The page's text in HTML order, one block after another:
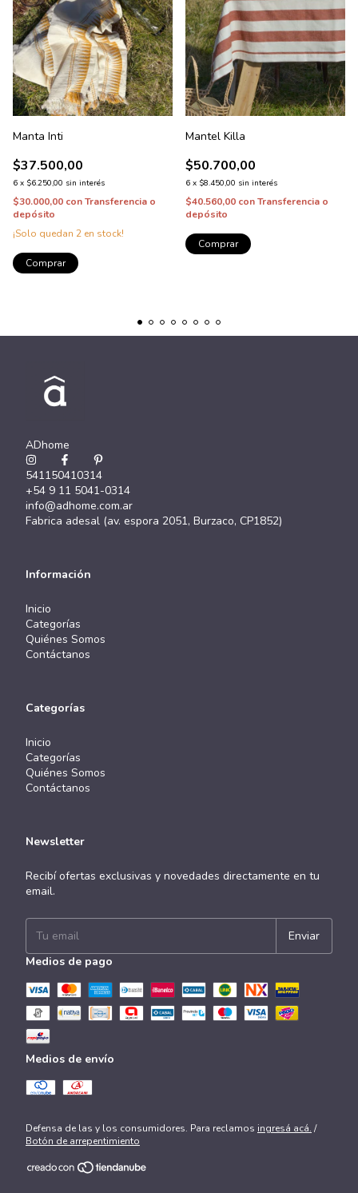
Manta Inti
$37.500,00
6 x $6.250,00 sin interés
$30.000,00 conTransferencia o
depósito
¡Solo quedan 2 en stock!
Comprar
Mantel Killa
$50.700,00
6 x $8.450,00 sin interés
$40.560,00 conTransferencia o
depósito
Comprar
ADhome
541150410314
+54 9 11 5041-0314
info@adhome.com.ar
Fabrica adesal (av. espora 2051, Burzaco, CP1852)
Información
Inicio
Categorías
Quiénes Somos
Contáctanos
Categorías
Inicio
Categorías
Quiénes Somos
Contáctanos
Newsletter
Recibí ofertas exclusivas y novedades directamente en tu
email.
Medios de pago
Medios de envío
Defensa de las y los consumidores. Para reclamos ingresá acá. /
Botón de arrepentimiento